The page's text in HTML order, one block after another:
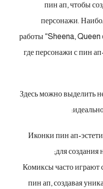
пин ап, чтобы
персонажи.
работы “Sheena,
где персонажи с пин
Здесь можно выделить
Иконки пин ап-
для создания
Комиксы часто играют
пин ап, создавая